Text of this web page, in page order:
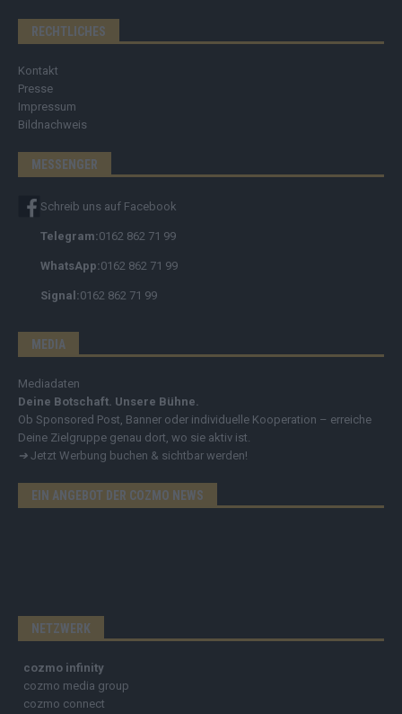
RECHTLICHES
Kontakt
Presse
Impressum
Bildnachweis
MESSENGER
Schreib uns auf Facebook
Telegram:0162 862 71 99
WhatsApp:0162 862 71 99
Signal:0162 862 71 99
MEDIA
Mediadaten
Deine Botschaft. Unsere Bühne.
Ob Sponsored Post, Banner oder individuelle Kooperation – erreiche
Deine Zielgruppe genau dort, wo sie aktiv ist.
➔ Jetzt Werbung buchen & sichtbar werden!
EIN ANGEBOT DER COZMO NEWS
NETZWERK
cozmo infinity
cozmo media group
cozmo connect